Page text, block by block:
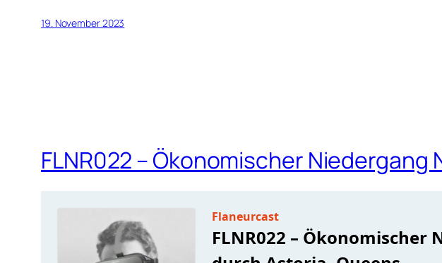
19. November 2023
FLNR022 – Ökonomischer Niedergang